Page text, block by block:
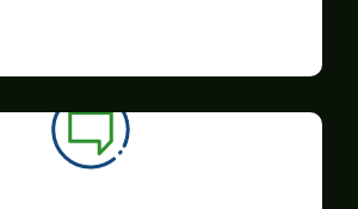
Ouvidoria